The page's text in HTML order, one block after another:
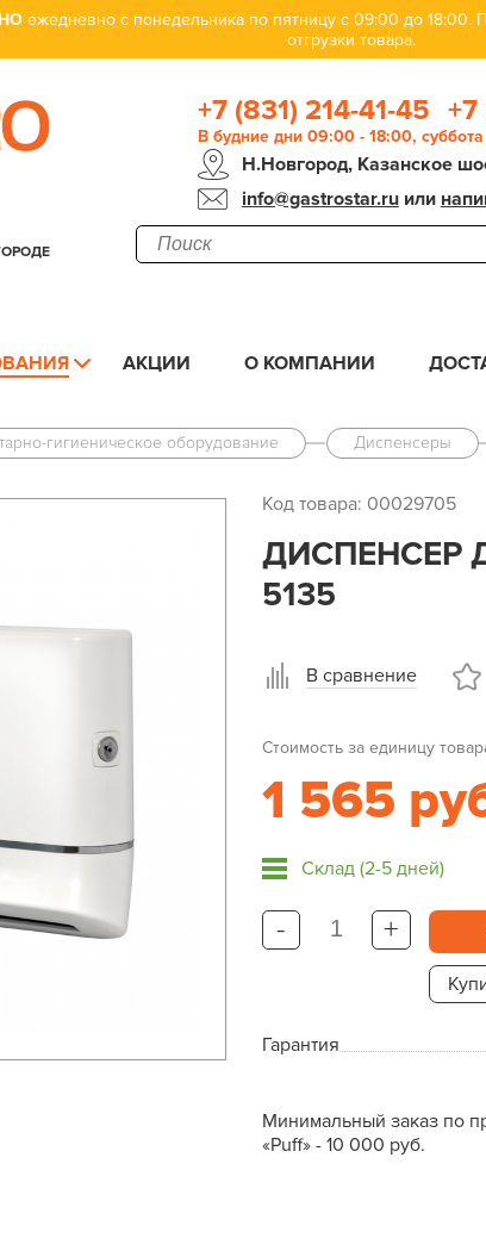
ежедневно с понедельника по пятницу с 09:00 до 18:00.
отгрузки товара.
+7 (831) 214-41-45
В будние дни 09:00 - 18:00,
Н.Новгород, Казанское
info@gastrostar.ruили
АКЦИИ О КОМПАНИИ
гигиеническое оборудование Диспенсеры
Код товара: 00029705
ДИСПЕНСЕР
5135
В сравнение
Стоимость за единицу
1 565
Склад (2-5 дней)
- +
Гарантия
Минимальный заказ по
«Puff» - 10 000 руб.